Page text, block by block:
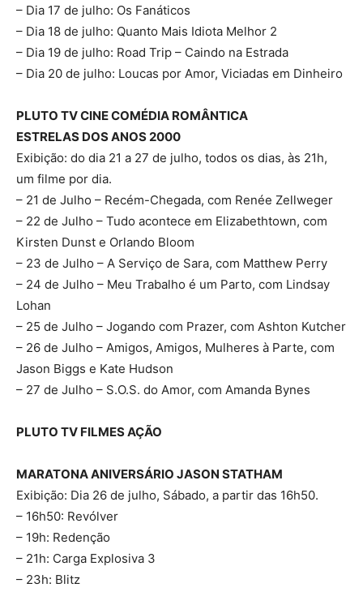
– Dia 17 de julho: Os Fanáticos
– Dia 18 de julho: Quanto Mais Idiota Melhor 2
– Dia 19 de julho: Road Trip – Caindo na Estrada
– Dia 20 de julho: Loucas por Amor, Viciadas em Dinheiro
PLUTO TV CINE COMÉDIA ROMÂNTICA
ESTRELAS DOS ANOS 2000
Exibição: do dia 21 a 27 de julho, todos os dias, às 21h,
um filme por dia.
– 21 de Julho – Recém-Chegada, com Renée Zellweger
– 22 de Julho – Tudo acontece em Elizabethtown, com
Kirsten Dunst e Orlando Bloom
– 23 de Julho – A Serviço de Sara, com Matthew Perry
– 24 de Julho – Meu Trabalho é um Parto, com Lindsay
Lohan
– 25 de Julho – Jogando com Prazer, com Ashton Kutcher
– 26 de Julho – Amigos, Amigos, Mulheres à Parte, com
Jason Biggs e Kate Hudson
– 27 de Julho – S.O.S. do Amor, com Amanda Bynes
PLUTO TV FILMES AÇÃO
MARATONA ANIVERSÁRIO JASON STATHAM
Exibição: Dia 26 de julho, Sábado, a partir das 16h50.
– 16h50: Revólver
– 19h: Redenção
– 21h: Carga Explosiva 3
– 23h: Blitz